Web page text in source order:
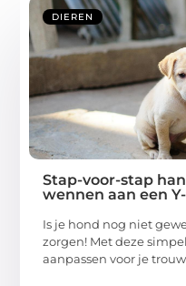
DIEREN
Stap-voor-stap
wennen aan een
Is je hond nog niet
zorgen! Met deze
aanpassen voor je